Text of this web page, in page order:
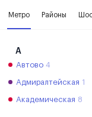
Метро Районы
А
Автово 4
Адмиралтейская 1
Академическая 8